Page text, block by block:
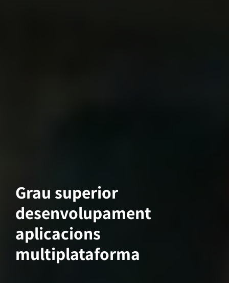
Grau superior
desenvolupament
aplicacions
multiplataforma